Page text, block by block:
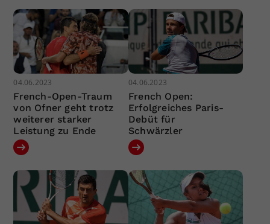
04.06.2023
French-Open-Traum
von Ofner geht trotz
weiterer starker
Leistung zu Ende
04.06.2023
French Open:
Erfolgreiches Paris-
Debüt für
Schwärzler